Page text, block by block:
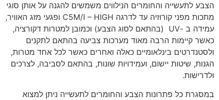
הצבע לתעשייה והחומרים הנילווים משמשים להגנה על אותן סוגי
מתכות מפני קורוזיה עד לדרגה
C5M/I – HIGH ופגעי מזג האוויר,
עמידה ב -UV (בהתאם לסוג הצבע) וכמובן למטרות דקורציה,
כאשר קיימות הרבה מאוד מערכות צביעה בהתאם לתקנים
ולסטנדרטים בינלאומיים כאלה ואחרים כאשר לכל אחד מטרות,
הגנות, שיטות יישום, ועמידויות שונות, בהתאם לסביבה, לצרכים
ולדרישות.
במסגרת כל פתרונות הצבע והחומרים לתעשייה ניתן למצוא